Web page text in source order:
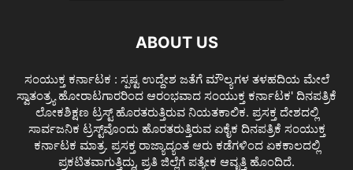
ABOUT US
ಸಂಯುಕ್ತ ಕರ್ನಾಟಕ : ಸ್ಪಷ್ಟ ಉದ್ದೇಶ ಜತೆಗೆ ಮೌಲ್ಯಗಳ ತಳಹದಿಯ ಮೇಲೆ
ಸ್ವಾತಂತ್ರ್ಯ ಹೋರಾಟಗಾರರಿಂದ ಆರಂಭವಾದ ಸಂಯುಕ್ತ ಕರ್ನಾಟಕ' ದಿನಪತ್ರಿಕೆ
ಲೋಕಶಿಕ್ಷಣ ಟ್ರಸ್ಟ್ ಹೊರತರುತ್ತಿರುವ ನಿಯತಕಾಲಿಕ. ಪ್ರಸಕ್ತ ದೇಶದಲ್ಲಿ
ಸಾರ್ವಜನಿಕ ಟ್ರಸ್ಟ್‌ವೊಂದು ಹೊರತರುತ್ತಿರುವ ಏಕೈಕ ದಿನಪತ್ರಿಕೆ ಸಂಯುಕ್ತ
ಕರ್ನಾಟಕ ಮಾತ್ರ. ಪ್ರಸಕ್ತ ರಾಜ್ಯಾದ್ಯಂತ ಆರು ಕಡೆಗಳಿಂದ ಏಕಕಾಲದಲ್ಲಿ
ಪ್ರಕಟಿತವಾಗುತ್ತಿದ್ದು, ಪ್ರತಿ ಜಿಲ್ಲೆಗೆ ಪತ್ಯೇಕ ಆವೃತ್ತಿ ಹೊಂದಿದೆ.